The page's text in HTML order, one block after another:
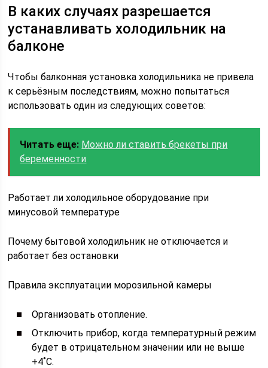
В каких случаях разрешается
устанавливать холодильник на
балконе
Чтобы балконная установка холодильника не привела
к серьёзным последствиям, можно попытаться
использовать один из следующих советов:
Читать еще: Можно ли ставить брекеты при
беременности
Работает ли холодильное оборудование при
минусовой температуре
Почему бытовой холодильник не отключается и
работает без остановки
Правила эксплуатации морозильной камеры
Организовать отопление.
Отключить прибор, когда температурный режим
будет в отрицательном значении или не выше
+4˚С.